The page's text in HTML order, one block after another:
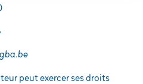
peut exercer ses droits